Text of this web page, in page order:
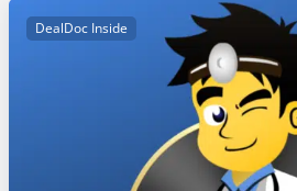
DealDoc Inside